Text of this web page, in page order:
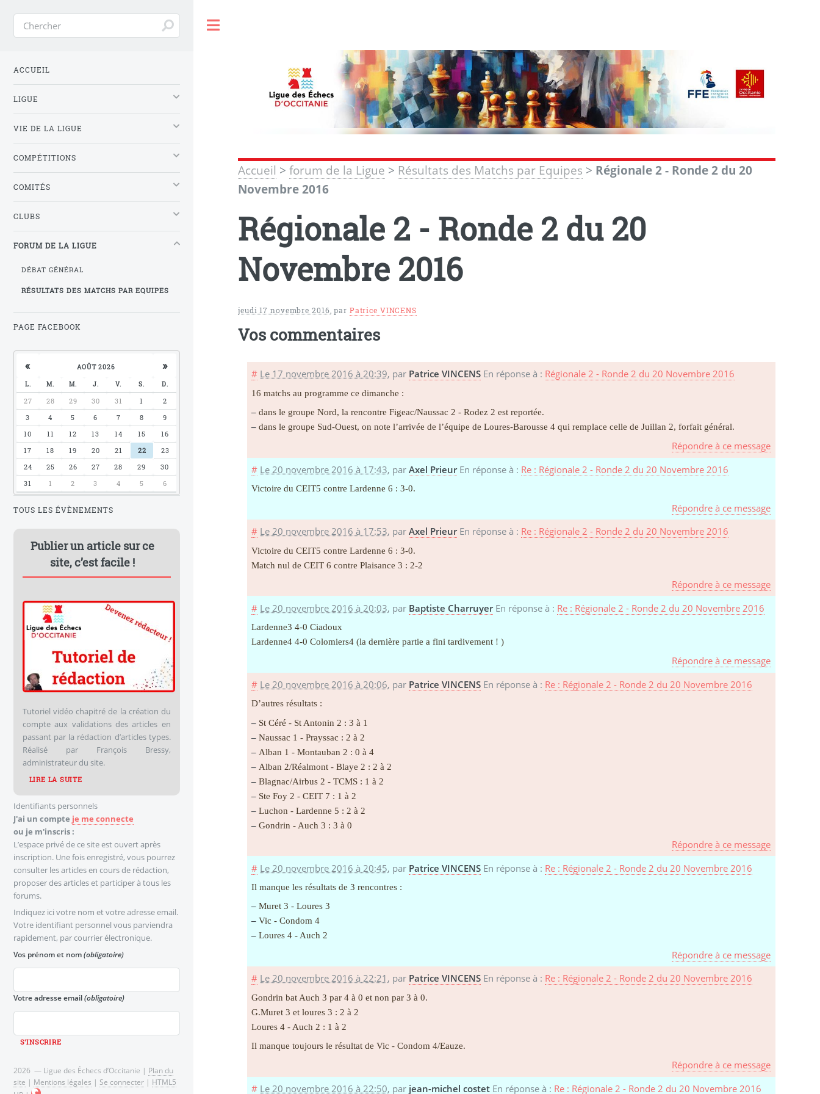
Accueil >forum de la Ligue > Résultats des Matchs par Equipes > Régionale 2 - Ronde 2 du 20
Novembre 2016
Régionale 2 - Ronde 2 du 20
Novembre 2016
jeudi 17 novembre 2016 ,par Patrice VINCENS
Vos commentaires
# Le 17 novembre 2016 à 20:39, par Patrice VINCENS En réponse à : Régionale 2 - Ronde 2 du 20 Novembre 2016
16 matchs au programme ce dimanche :
– dans le groupe Nord, la rencontre Figeac/Naussac 2 - Rodez 2 est reportée.
– dans le groupe Sud-Ouest, on note l’arrivée de l’équipe de Loures-Barousse 4 qui remplace celle de Juillan 2, forfait général.
Répondre à ce message
# Le 20 novembre 2016 à 17:43, parAxel Prieur En réponse à : Re : Régionale 2 - Ronde 2 du 20 Novembre 2016
Victoire du CEIT5 contre Lardenne 6 : 3-0.
Répondre à ce message
# Le 20 novembre 2016 à 17:53, parAxel Prieur En réponse à : Re : Régionale 2 - Ronde 2 du 20 Novembre 2016
Victoire du CEIT5 contre Lardenne 6 : 3-0.
Match nul de CEIT 6 contre Plaisance 3 : 2-2
Répondre à ce message
# Le 20 novembre 2016 à 20:03, par Baptiste Charruyer En réponse à : Re : Régionale 2 - Ronde 2 du 20 Novembre 2016
Lardenne3 4-0 Ciadoux
Lardenne4 4-0 Colomiers4 (la dernière partie a fini tardivement ! )
Répondre à ce message
# Le 20 novembre 2016 à 20:06, par Patrice VINCENS En réponse à : Re : Régionale 2 - Ronde 2 du 20 Novembre 2016
D’autres résultats :
– St Céré - St Antonin 2 : 3 à 1
– Naussac 1 - Prayssac : 2 à 2
– Alban 1 - Montauban 2 : 0 à 4
– Alban 2/Réalmont - Blaye 2 : 2 à 2
– Blagnac/Airbus 2 - TCMS : 1 à 2
– Ste Foy 2 - CEIT 7 : 1 à 2
– Luchon - Lardenne 5 : 2 à 2
– Gondrin - Auch 3 : 3 à 0
Répondre à ce message
# Le 20 novembre 2016 à 20:45, par Patrice VINCENS En réponse à : Re : Régionale 2 - Ronde 2 du 20 Novembre 2016
Il manque les résultats de 3 rencontres :
– Muret 3 - Loures 3
– Vic - Condom 4
– Loures 4 - Auch 2
Répondre à ce message
# Le 20 novembre 2016 à 22:21 , par Patrice VINCENS En réponse à : Re : Régionale 2 - Ronde 2 du 20 Novembre 2016
Gondrin bat Auch 3 par 4 à 0 et non par 3 à 0.
G.Muret 3 et loures 3 : 2 à 2
Loures 4 - Auch 2 : 1 à 2
Il manque toujours le résultat de Vic - Condom 4/Eauze.
Répondre à ce message
# Le 20 novembre 2016 à 22:50, par jean-michel costet En réponse à : Re : Régionale 2 - Ronde 2 du 20 Novembre 2016
ACCUEIL
LIGUE
VIE DE LA LIGUE
COMPÉTITIONS
COMITÉS
CLUBS
FORUM DE LA LIGUE
DÉBAT GÉNÉRAL
RÉSULTATS DES MATCHS PAR EQUIPES
PAGE FACEBOOK
« AOÛT 2026 »
L. M. M. J. V. S. D.
27 28 29 30 31 1
2
3
4 5 6 7 8
9
10
11 12 13 14 15
16
17
18 19 20 21 22
23
24
25 26 27 28 29
30
31
1 2 3 4 5 6
TOUS LES ÉVÈNEMENTS
Publier un article sur ce
site, c’est facile !
Tutoriel vidéo chapitré de la création du
compte aux validations des articles en
passant par la rédaction d’articles types.
Réalisé par François Bressy,
administrateur du site.
LIRE LA SUITE
J'ai un compte je me connecte
ou je m'inscris :
L’espace privé de ce site est ouvert après
inscription. Une fois enregistré, vous pourrez
consulter les articles en cours de rédaction,
proposer des articles et participer à tous les
forums.
Identifiants personnels
Indiquez ici votre nom et votre adresse email.
Votre identifiant personnel vous parviendra
rapidement, par courrier électronique.
Vos prénom et nom(obligatoire)
Votre adresse email(obligatoire)
2026 — Ligue des Échecs d’Occitanie | Plan du
site | Mentions légales | Se connecter | HTML5